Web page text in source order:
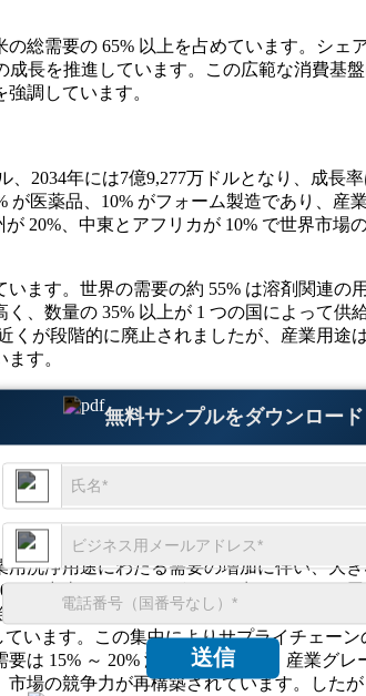
無料サンプルをダウンロード
送信
総需要の 65% 以上を占めています。シェ
長を推進しています。この広範な消費基
調しています。
2034年には7億9,277万ドルとなり、成長率
が医薬品、10% がフォーム製造であり、産
20%、中東とアフリカが 10% で世界市場
ます。世界の需要の約 55% は溶剤関連
、数量の 35% 以上が 1 つの国によって
くが段階的に廃止されましたが、産業用
す。
洗浄用途にわたる需要の増加に伴い、大
、中東とアフリカが10％を占めている。
属洗浄とその他のニッチな用途を合わせ
います。この集中によりサプライチェー
は 15% ～ 20% 減少しましたが、産業グ
場の競争力が再構築されています。した